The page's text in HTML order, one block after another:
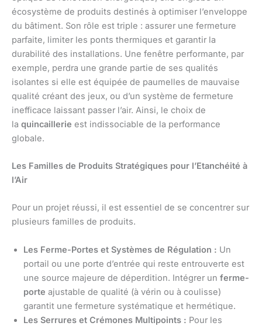
écosystème de produits destinés à optimiser l’enveloppe
du bâtiment. Son rôle est triple : assurer une fermeture
parfaite, limiter les ponts thermiques et garantir la
durabilité des installations. Une fenêtre performante, par
exemple, perdra une grande partie de ses qualités
isolantes si elle est équipée de paumelles de mauvaise
qualité créant des jeux, ou d’un système de fermeture
inefficace laissant passer l’air. Ainsi, le choix de
la quincaillerie est indissociable de la performance
globale.
Les Familles de Produits Stratégiques pour l’Etanchéité à
l’Air
Pour un projet réussi, il est essentiel de se concentrer sur
plusieurs familles de produits.
Les Ferme-Portes et Systèmes de Régulation : Un
portail ou une porte d’entrée qui reste entrouverte est
une source majeure de déperdition. Intégrer un ferme-
porte ajustable de qualité (à vérin ou à coulisse)
garantit une fermeture systématique et hermétique.
Les Serrures et Crémones Multipoints : Pour les